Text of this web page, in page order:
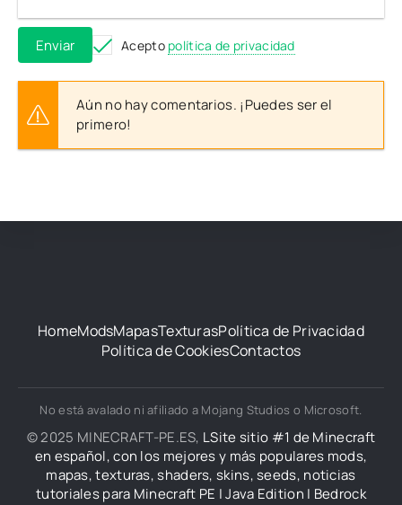
Enviar Acepto política de privacidad
Aún no hay comentarios. ¡Puedes ser el
primero!
HomeModsMapasTexturasPolítica de Privacidad
Política de CookiesContactos
No está avalado ni afiliado a Mojang Studios o Microsoft.
© 2025 MINECRAFT-PE.ES, LSite sitio #1 de Minecraft
en español, con los mejores y más populares mods,
mapas, texturas, shaders, skins, seeds, noticias
tutoriales para Minecraft PE | Java Edition | Bedrock